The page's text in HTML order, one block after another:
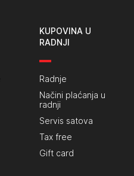
KUPOVINA U
RADNJI
Radnje
Načini plaćanja u
radnji
Servis satova
Tax free
Gift card